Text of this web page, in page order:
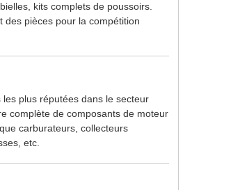
kits complets de poussoirs.
des pièces pour la compétition
les plus réputées dans le secteur
complète de composants de moteur
carburateurs, collecteurs
etc.